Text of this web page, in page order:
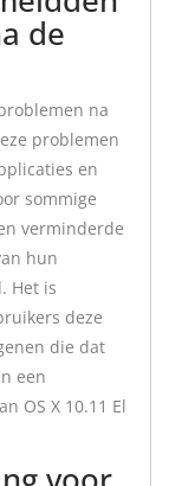
de
na
problemen
en
sommige
verminderde
hun
Het is
deze
die dat
een
OS X 10.11 El